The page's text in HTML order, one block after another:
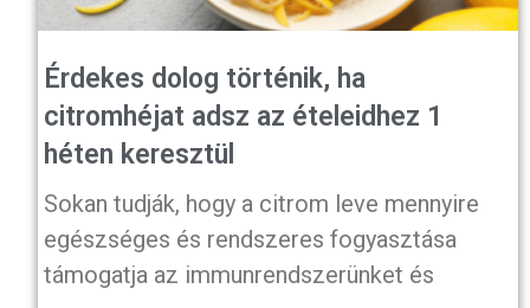
Érdekes dolog történik, ha
citromhéjat adsz az ételeidhez 1
héten keresztül
Sokan tudják, hogy a citrom leve mennyire
egészséges és rendszeres fogyasztása
támogatja az immunrendszerünket és